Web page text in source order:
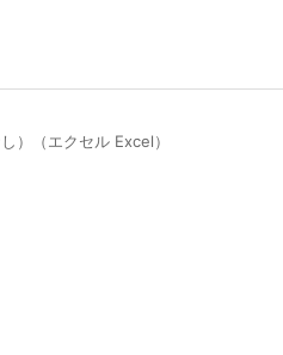
）（エクセル Excel）